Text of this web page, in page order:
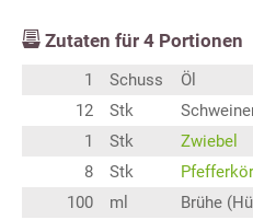
Zutaten für 4 Portionen
1 Schuss
Öl
12
Stk
1
Stk
Zwiebel
8
Stk
100
ml
Brühe